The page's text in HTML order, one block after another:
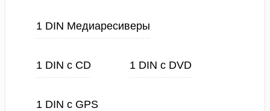
1 DIN Медиаресиверы
1 DIN с CD 1 DIN с DVD
1 DIN с GPS